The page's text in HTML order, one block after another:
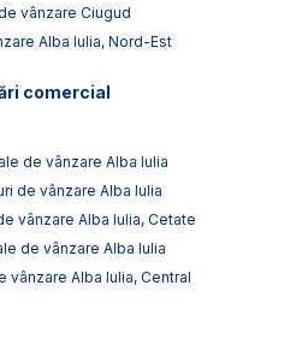
vânzare Ciugud
Alba Iulia, Nord-Est
comercial
de vânzare Alba Iulia
de vânzare Alba Iulia
vânzare Alba Iulia, Cetate
de vânzare Alba Iulia
vânzare Alba Iulia, Central